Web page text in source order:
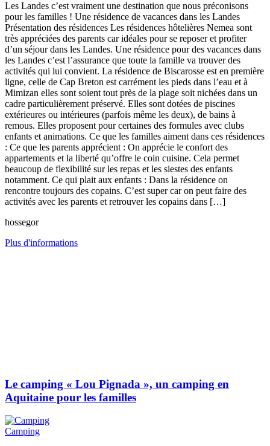
Les Landes c’est vraiment une destination que nous préconisons
pour les familles ! Une résidence de vacances dans les Landes
Présentation des résidences Les résidences hôtelières Nemea sont
très appréciées des parents car idéales pour se reposer et profiter
d’un séjour dans les Landes. Une résidence pour des vacances dans
les Landes c’est l’assurance que toute la famille va trouver des
activités qui lui convient. La résidence de Biscarosse est en première
ligne, celle de Cap Breton est carrément les pieds dans l’eau et à
Mimizan elles sont soient tout près de la plage soit nichées dans un
cadre particulièrement préservé. Elles sont dotées de piscines
extérieures ou intérieures (parfois même les deux), de bains à
remous. Elles proposent pour certaines des formules avec clubs
enfants et animations. Ce que les familles aiment dans ces résidences
: Ce que les parents apprécient : On apprécie le confort des
appartements et la liberté qu’offre le coin cuisine. Cela permet
beaucoup de flexibilité sur les repas et les siestes des enfants
notamment. Ce qui plait aux enfants : Dans la résidence on
rencontre toujours des copains. C’est super car on peut faire des
activités avec les parents et retrouver les copains dans […]
hossegor
Plus d'informations
Le camping « Lou Pignada », un camping en
Aquitaine pour les familles
Camping